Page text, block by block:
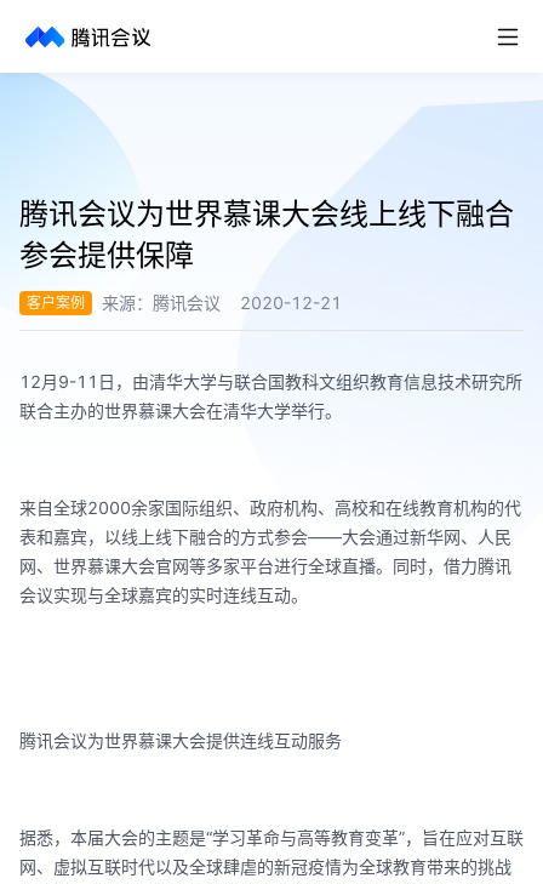
取消
历史搜索
腾讯会议为世界慕课大会线上线下融合
参会提供保障
客户案例 来源： 腾讯会议 2020-12-21
12月9-11日，由清华大学与联合国教科文组织教育信息技术研究所
联合主办的世界慕课大会在清华大学举行。
来自全球2000余家国际组织、政府机构、高校和在线教育机构的代
表和嘉宾，以线上线下融合的方式参会——大会通过新华网、人民
网、世界慕课大会官网等多家平台进行全球直播。同时，借力腾讯
会议实现与全球嘉宾的实时连线互动。
腾讯会议为世界慕课大会提供连线互动服务
据悉，本届大会的主题是“学习革命与高等教育变革”，旨在应对互联
网、虚拟互联时代以及全球肆虐的新冠疫情为全球教育带来的挑战